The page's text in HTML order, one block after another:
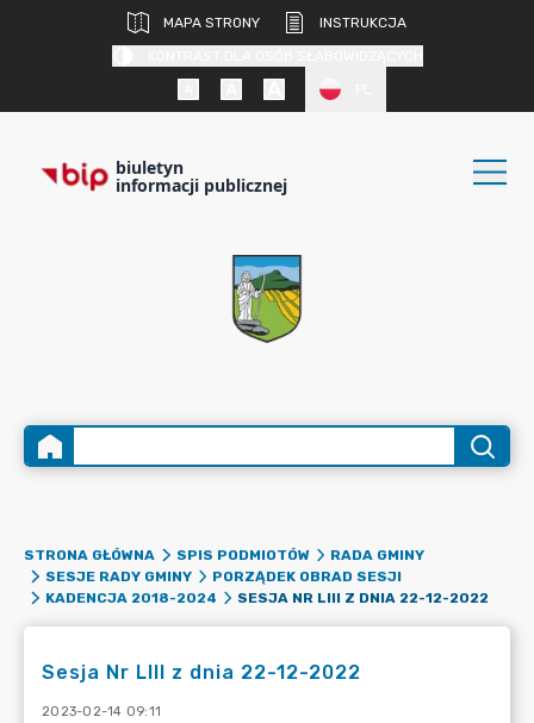
MAPA STRONY
INSTRUKCJA
biuletyn
informacji publicznej
STRONA GŁÓWNA SPIS PODMIOTÓW
RADA GMINY
SESJE RADY GMINY
PORZĄDEK OBRAD SESJI
KADENCJA 2018-2024
SESJA NR LIII Z DNIA 22-12-2022
Sesja Nr LIII z dnia 22-12-2022
2023-02-14 09:11